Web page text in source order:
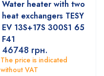
Water heater with two
heat exchangers TESY
EV 13S+17S 300S1 65
F41
46748 грн.
The price is indicated
without VAT